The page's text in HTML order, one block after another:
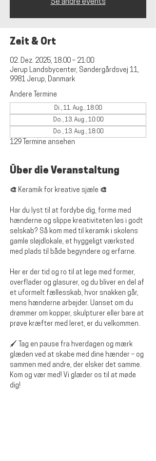
Se andre events
Zeit & Ort
02. Dez. 2025, 18:00 – 21:00
Jerup Landsbycenter, Søndergårdsvej 11,
9981 Jerup, Danmark
Andere Termine
Di., 11. Aug., 18:00
Do., 13. Aug., 10:00
Do., 13. Aug., 18:00
129 Termine ansehen
Über die Veranstaltung
🎨 Keramik for kreative sjæle 🎨
Har du lyst til at fordybe dig, forme med
hænderne og slippe kreativiteten løs i godt
selskab? Så kom med til keramik i skolens
gamle sløjdlokale, et hyggeligt værksted
med plads til både begyndere og erfarne.
Her er der tid og ro til at lege med former,
overflader og glasurer, og du bliver en del af
et uformelt fællesskab, hvor snakken går,
mens hænderne arbejder. Uanset om du
drømmer om kopper, skulpturer eller bare at
prøve kræfter med leret, er du velkommen.
🖌️ Tag en pause fra hverdagen og mærk
glæden ved at skabe med dine hænder – og
sammen med andre, der elsker det samme.
Kom og vær med! Vi glæder os til at møde
dig!